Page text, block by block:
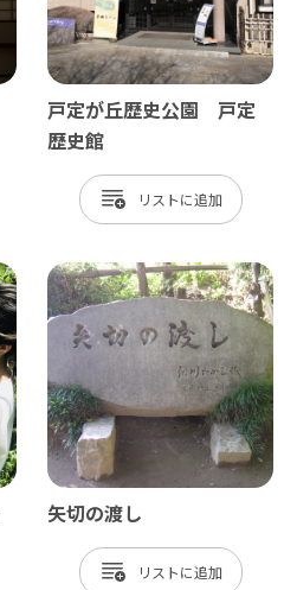
戸定が丘歴史公園 戸定
歴史館
リスト
矢切の渡し
リスト